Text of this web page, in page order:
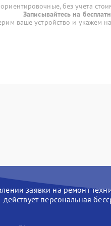
без учета
Записывайтесь на
ваше устройство и укажем
заявки на ремонт
действует персональная